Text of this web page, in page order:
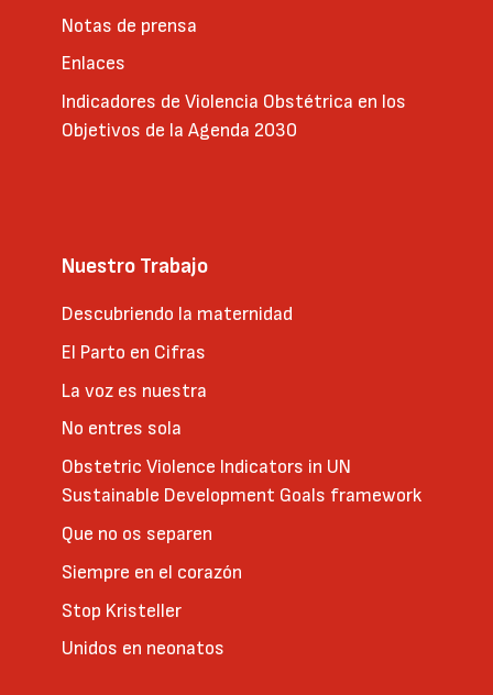
Notas de prensa
Enlaces
Indicadores de Violencia Obstétrica en los
Objetivos de la Agenda 2030
Nuestro Trabajo
Descubriendo la maternidad
El Parto en Cifras
La voz es nuestra
No entres sola
Obstetric Violence Indicators in UN
Sustainable Development Goals framework
Que no os separen
Siempre en el corazón
Stop Kristeller
Unidos en neonatos